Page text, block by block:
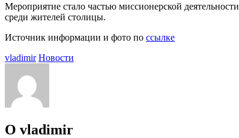
Мероприятие стало частью миссионерской
среди жителей столицы.
Источник информации и фото по ссылке
vladimir Новости
О vladimir